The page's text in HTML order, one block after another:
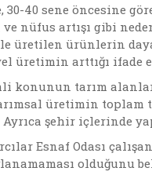
30-40 sene öncesine
ve nüfus artışı gibi
üretilen ürünlerin
üretimin arttığı ifade
konunun tarım
üretimin
şehir içlerinde
Esnaf Odası
olduğunu